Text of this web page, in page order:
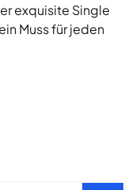
exquisite Single
Muss für jeden